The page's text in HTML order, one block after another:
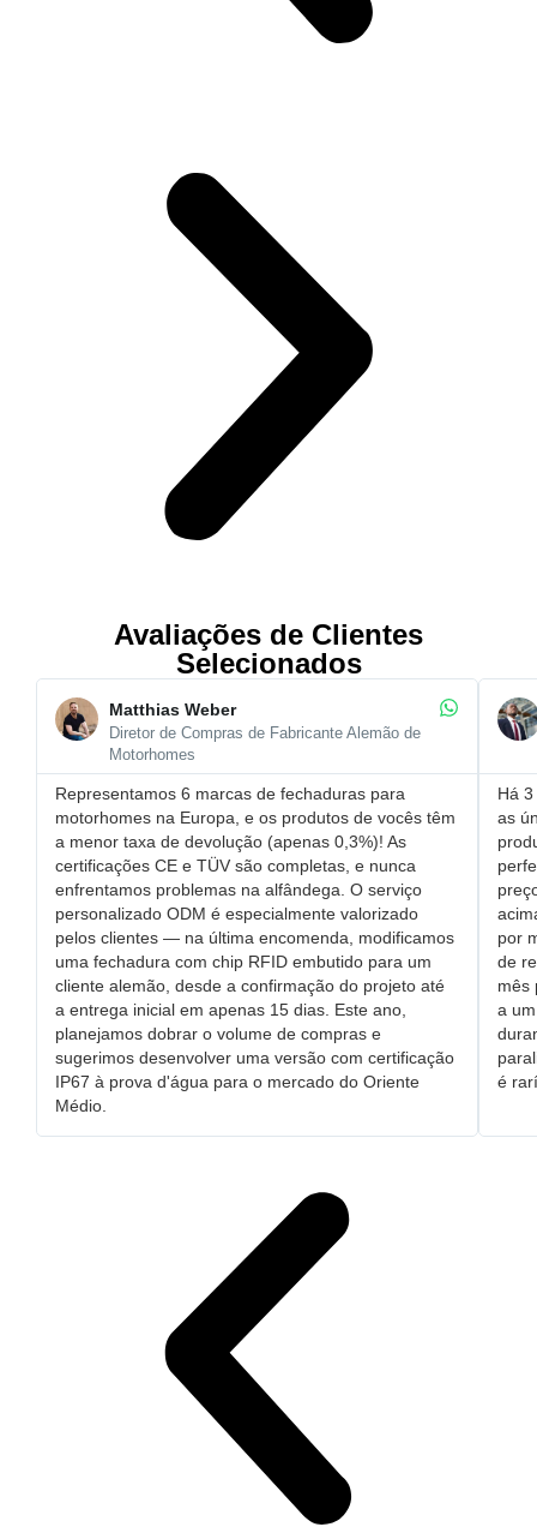
Avaliações de Clientes
Selecionados
Matthias Weber
Diretor de Compras de Fabricante Alemão de
Motorhomes
Representamos 6 marcas de fechaduras para
motorhomes na Europa, e os produtos de vocês têm
a ​menor taxa de devolução (apenas 0,3%)! As
certificações CE e TÜV são completas, e nunca
enfrentamos problemas na alfândega. O ​serviço
personalizado ODM é especialmente valorizado
pelos clientes — na última encomenda, modificamos
uma ​fechadura com chip RFID embutido para um
cliente alemão, desde a confirmação do projeto até
a entrega inicial em apenas 15 dias. Este ano,
planejamos dobrar o volume de compras e
sugerimos desenvolver uma versão com ​certificação
IP67 à prova d'água para o mercado do Oriente
Médio.
Há
as
por
de
mês
a
é